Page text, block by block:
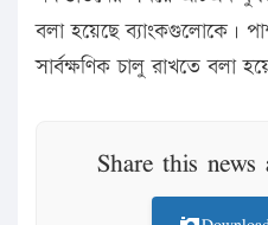
বলা হয়েছে ব্যাংকগুলোকে।
সার্বক্ষণিক চালু রাখতে বলা
Share this